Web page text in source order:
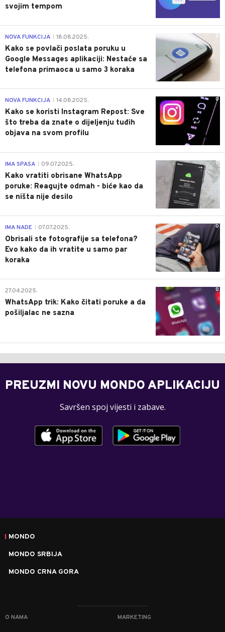
svojim tempom
0
NOVA FUNKCIJA 18.08.2025.
Kako se povlači poslata poruku u
Google Messages aplikaciji: Nestaće sa
telefona primaoca u samo 3 koraka
0
NOVA FUNKCIJA 14.08.2025.
Kako se koristi Instagram Repost: Sve
što treba da znate o dijeljenju tuđih
objava na svom profilu
0
IMA SPASA 09.07.2025.
Kako vratiti obrisane WhatsApp
poruke: Reagujte odmah - biće kao da
se ništa nije desilo
0
IMA NADE 07.07.2025.
Obrisali ste fotografije sa telefona?
Evo kako da ih vratite u samo par
koraka
0
27.04.2025.
WhatsApp trik: Kako čitati poruke a da
pošiljalac ne sazna
PREUZMI NOVU MONDO APLIKACIJU
Savršen spoj vijesti i zabave.
MONDO
MONDO SRBIJA
MONDO CRNA GORA
O NAMA MARKETING